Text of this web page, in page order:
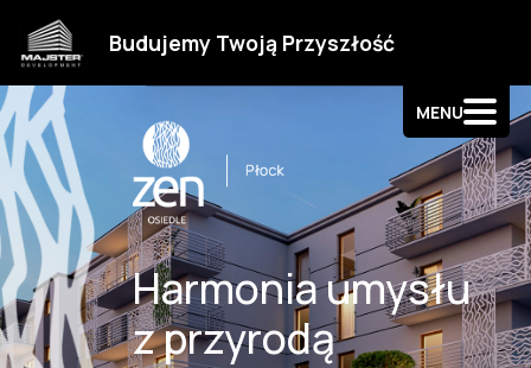
Budujemy Twoją Przyszłość
MENU
Kontakt
Harmonia umysłu
z przyrodą